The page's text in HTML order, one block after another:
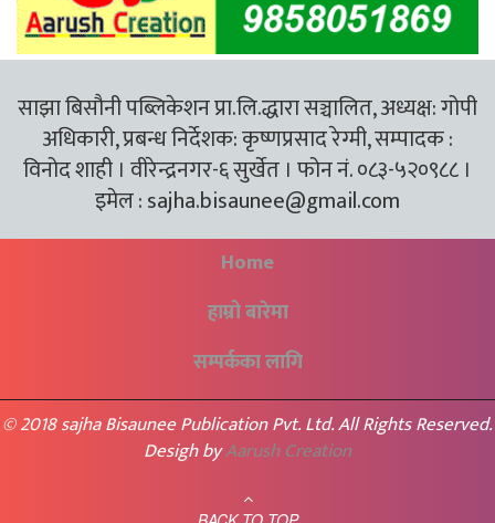
साझा बिसौनी पब्लिकेशन प्रा.लि.द्धारा सञ्चालित, अध्यक्ष: गोपी
अधिकारी, प्रबन्ध निर्देशक: कृष्णप्रसाद रेग्मी, सम्पादक :
विनोद शाही । वीरेन्द्रनगर-६ सुर्खेत । फोन नं. ०८३-५२०९८८ ।
इमेल :sajha.bisaunee@gmail.com
Home
हाम्रो बारेमा
सम्पर्कका लागि
© 2018 sajha Bisaunee Publication Pvt. Ltd. All Rights Reserved.
Desigh byAarush Creation